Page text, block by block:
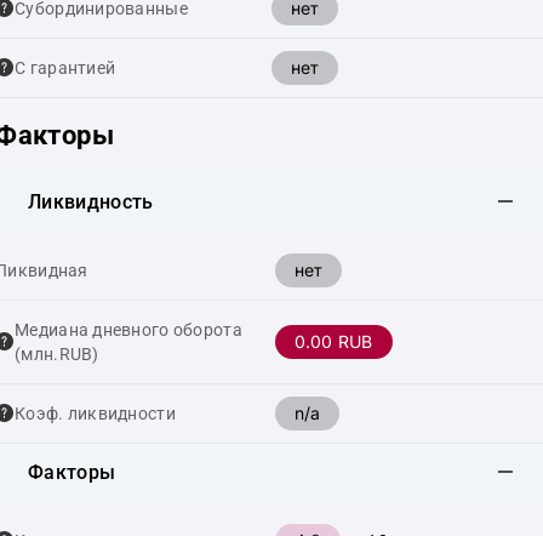
Cубординированные нет
С гарантией нет
Ликвидность
нет
Медиана дневного оборота
(млн.RUB)
0.00 RUB
Коэф. ликвидности n/a
Факторы